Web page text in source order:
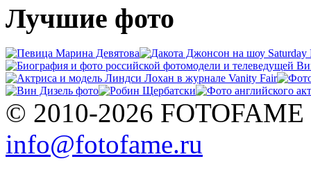
Лучшие фото
© 2010-2026 FOTOFAME
info@fotofame.ru